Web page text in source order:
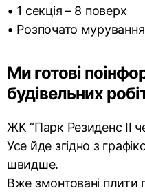
• 1 секція – 8 поверх
• Розпочато
Ми готові
будівельних
ЖК “Парк Резиденс II
Усе йде згідно з
швидше.
Вже змонтовані плити